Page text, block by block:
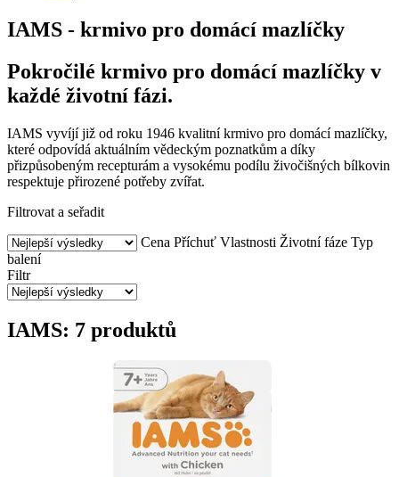
IAMS - krmivo pro domácí mazlíčky
Pokročilé krmivo pro domácí mazlíčky v
každé životní fázi.
IAMS vyvíjí již od roku 1946 kvalitní krmivo pro domácí mazlíčky,
které odpovídá aktuálním vědeckým poznatkům a díky
přizpůsobeným recepturám a vysokému podílu živočišných bílkovin
respektuje přirozené potřeby zvířat.
Filtrovat a seřadit
Cena Příchuť Vlastnosti Životní fáze Typ
balení
Filtr
IAMS: 7 produktů